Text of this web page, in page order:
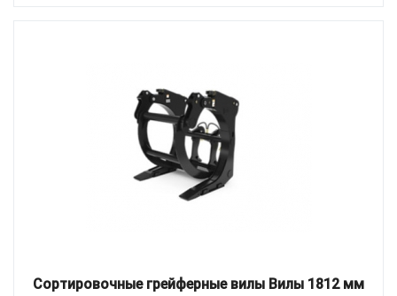
Сортировочные грейферные вилы Вилы 1812 мм